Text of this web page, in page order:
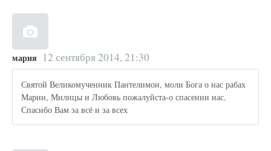
мария 12 сентября 2014, 21:30
Святой Великомученник Пантелимон, моли Бога о нас рабах
Марии, Милицы и Любовь пожалуйста-о спасении нас.
Спасибо Вам за всё и за всех